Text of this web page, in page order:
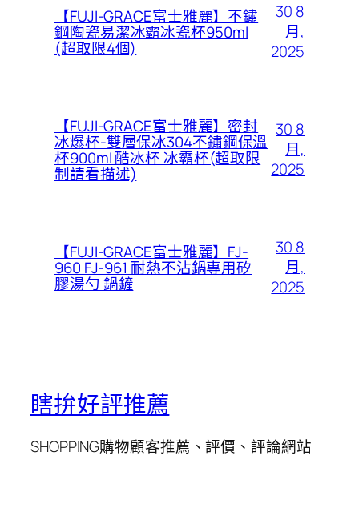
【FUJI-GRACE富士雅麗】不鏽
鋼陶瓷易潔冰霸冰瓷杯950ml
(超取限4個)
30 8
月,
2025
【FUJI-GRACE富士雅麗】密封
冰爆杯-雙層保冰304不鏽鋼保溫
杯900ml 酷冰杯 冰霸杯(超取限
制請看描述)
30 8
月,
2025
【FUJI-GRACE富士雅麗】FJ-
960 FJ-961 耐熱不沾鍋專用矽
膠湯勺 鍋鏟
30 8
月,
2025
瞎拚好評推薦
SHOPPING購物顧客推薦、評價、評論網站